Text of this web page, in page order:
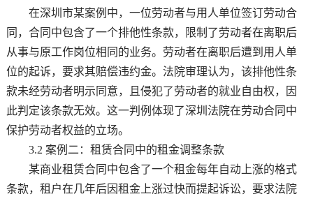
在深圳市某案例中，一位劳动者与用人单位签订劳动合
同，合同中包含了一个排他性条款，限制了劳动者在离职后
从事与原工作岗位相同的业务。劳动者在离职后遭到用人单
位的起诉，要求其赔偿违约金。法院审理认为，该排他性条
款未经劳动者明示同意，且侵犯了劳动者的就业自由权，因
此判定该条款无效。这一判例体现了深圳法院在劳动合同中
保护劳动者权益的立场。
3.2 案例二：租赁合同中的租金调整条款
某商业租赁合同中包含了一个租金每年自动上涨的格式
条款，租户在几年后因租金上涨过快而提起诉讼，要求法院